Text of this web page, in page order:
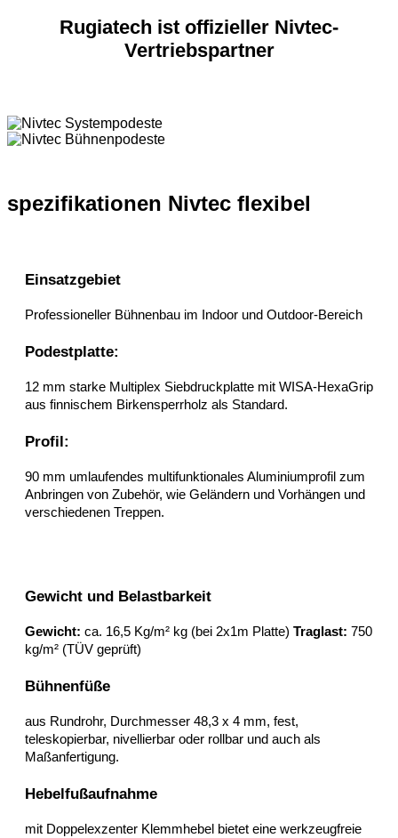
Rugiatech ist offizieller Nivtec-
Vertriebspartner
spezifikationen Nivtec flexibel
Einsatzgebiet
Professioneller Bühnenbau im Indoor und Outdoor-Bereich
Podestplatte:
12 mm starke Multiplex Siebdruckplatte mit WISA-HexaGrip
aus finnischem Birkensperrholz als Standard.
Profil:
90 mm umlaufendes multifunktionales Aluminiumprofil zum
Anbringen von Zubehör, wie Geländern und Vorhängen und
verschiedenen Treppen.
Gewicht und Belastbarkeit
Gewicht: ca. 16,5 Kg/m² kg (bei 2x1m Platte) Traglast: 750
kg/m² (TÜV geprüft)
Bühnenfüße
aus Rundrohr, Durchmesser 48,3 x 4 mm, fest,
teleskopierbar, nivellierbar oder rollbar und auch als
Maßanfertigung.
Hebelfußaufnahme
mit Doppelexzenter Klemmhebel bietet eine werkzeugfreie